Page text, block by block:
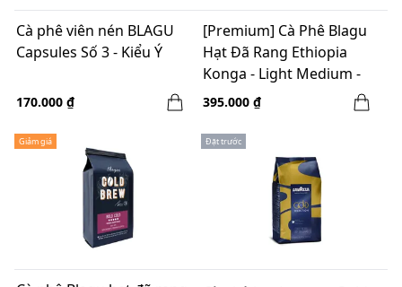
Cà phê viên nén BLAGU
Capsules Số 3 - Kiểu Ý
170.000 ₫
[Premium] Cà Phê Blagu
Hạt Đã Rang Ethiopia
Konga - Light Medium -
250g
395.000 ₫
Giảm giá Đặt trước